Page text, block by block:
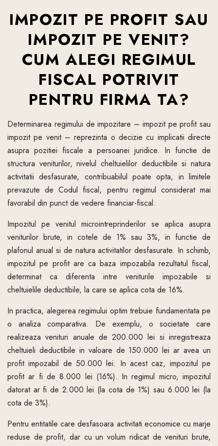
IMPOZIT PE PROFIT SAU
IMPOZIT PE VENIT?
CUM ALEGI REGIMUL
FISCAL POTRIVIT
PENTRU FIRMA TA?
Determinarea regimului de impozitare – impozit pe profit sau
impozit pe venit – reprezinta o decizie cu implicatii directe
asupra pozitiei fiscale a persoanei juridice. In functie de
structura veniturilor, nivelul cheltuielilor deductibile si natura
activitatii desfasurate, contribuabilul poate opta, in limitele
prevazute de Codul fiscal, pentru regimul considerat mai
favorabil din punct de vedere financiar-fiscal.
Impozitul pe venitul microintreprinderilor se aplica asupra
veniturilor brute, in cotele de 1% sau 3%, in functie de
plafonul anual si de natura activitatilor desfasurate. In schimb,
impozitul pe profit are ca baza impozabila rezultatul fiscal,
determinat ca diferenta intre veniturile impozabile si
cheltuielile deductibile, la care se aplica cota de 16%.
In practica, alegerea regimului optim trebuie fundamentata pe
o analiza comparativa. De exemplu, o societate care
realizeaza venituri anuale de 200.000 lei si inregistreaza
cheltuieli deductibile in valoare de 150.000 lei ar avea un
profit impozabil de 50.000 lei. In acest caz, impozitul pe
profit ar fi de 8.000 lei (16%). In regimul micro, impozitul
datorat ar fi de 2.000 lei (la cota de 1%) sau 6.000 lei (la
cota de 3%).
Pentru entitatile care desfasoara activitati economice cu marje
reduse de profit, dar cu un volum ridicat de venituri brute,